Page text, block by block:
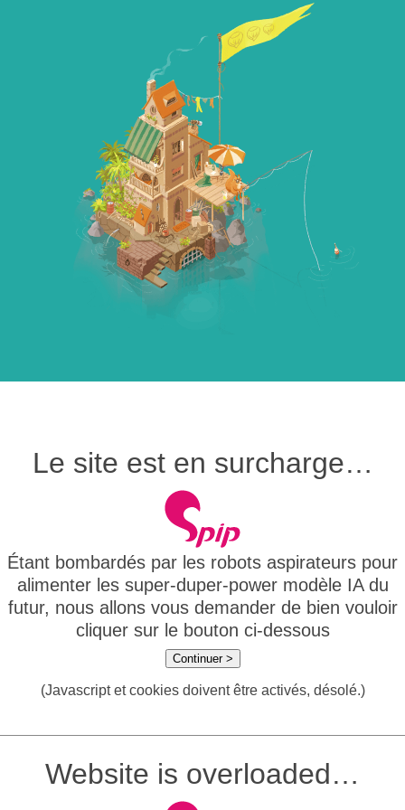
Le site est en surcharge…
Étant bombardés par les robots aspirateurs pour
alimenter les super-duper-power modèle IA du
futur, nous allons vous demander de bien vouloir
cliquer sur le bouton ci-dessous
Continuer >
(Javascript et cookies doivent être activés, désolé.)
Website is overloaded…